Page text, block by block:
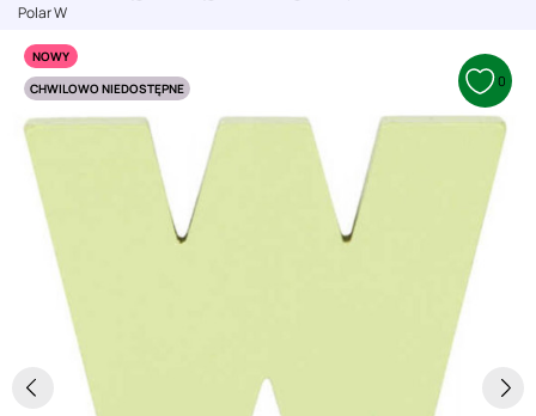
Polar W
NOWY
CHWILOWO NIEDOSTĘPNE
0